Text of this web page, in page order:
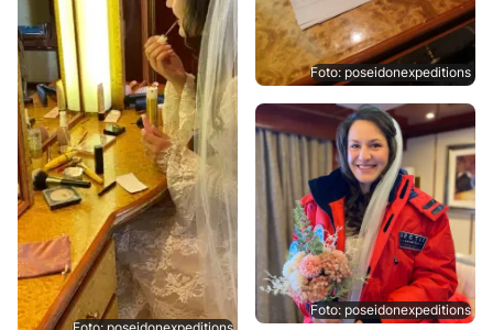
Foto: poseidonexpeditions
Foto: poseidonexpeditions